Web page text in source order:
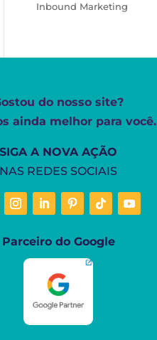
Inbound Marketing
do nosso site?
ainda melhor para você.
SIGA A NOVA AÇÃO
NAS REDES SOCIAIS
Parceiro do Google